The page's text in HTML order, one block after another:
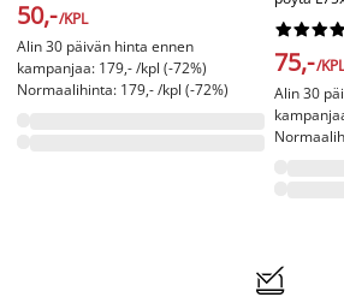
50,-/KPL
Alin 30 päivän hinta ennen
kampanjaa: 179,- /kpl (-72%)
Normaalihinta: 179,- /kpl (-72%)




75,-/KPL
Alin 30
